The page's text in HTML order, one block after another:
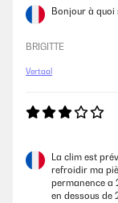
Bonjour à
BRIGITTE
Vertaal
La clim est
refroidir ma
permanence a
en dessous de